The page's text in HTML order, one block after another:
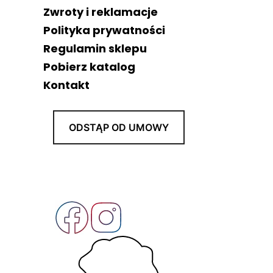
Zwroty i reklamacje
Polityka prywatności
Regulamin sklepu
Pobierz katalog
Kontakt